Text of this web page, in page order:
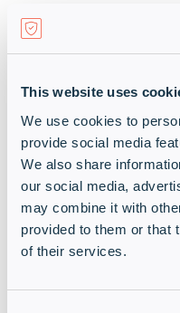
This website uses
We use cookies to
provide social media
We also share
our social media,
may combine it with
provided to them or that
of their services.
Wie können